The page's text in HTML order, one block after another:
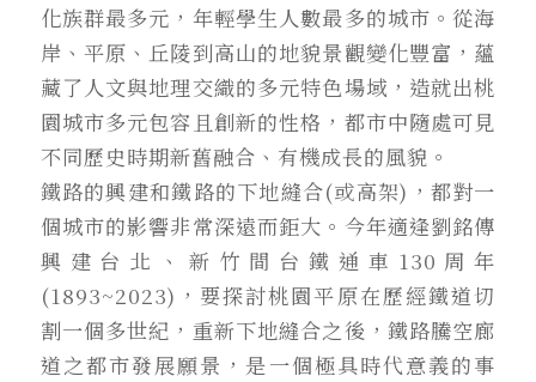
化族群最多元，年輕學生人數最多的城市。從海
岸、平原、丘陵到高山的地貌景觀變化豐富，蘊
藏了人文與地理交織的多元特色場域，造就出桃
園城市多元包容且創新的性格，都市中隨處可見
不同歷史時期新舊融合、有機成長的風貌。
鐵路的興建和鐵路的下地縫合(或高架)，都對一
個城市的影響非常深遠而鉅大。今年適逢劉銘傳
興建台北、新竹間台鐵通車130周年
(1893~2023)，要探討桃園平原在歷經鐵道切
割一個多世紀，重新下地縫合之後，鐵路騰空廊
道之都市發展願景，是一個極具時代意義的事